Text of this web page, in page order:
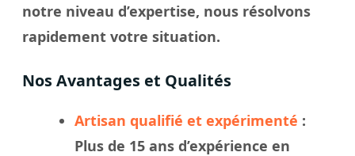
notre niveau d’expertise, nous résolvons
rapidement votre situation.
Nos Avantages et Qualités
Artisan qualifié et expérimenté :
Plus de 15 ans d’expérience en